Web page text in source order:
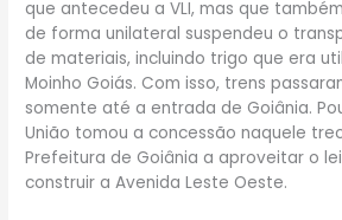
que antecedeu a VLI, mas que
de forma unilateral suspendeu o
de materiais, incluindo trigo que era
Moinho Goiás. Com isso, trens
somente até a entrada de Goiânia.
União tomou a concessão naquele
Prefeitura de Goiânia a aproveitar o
construir a Avenida Leste Oeste.